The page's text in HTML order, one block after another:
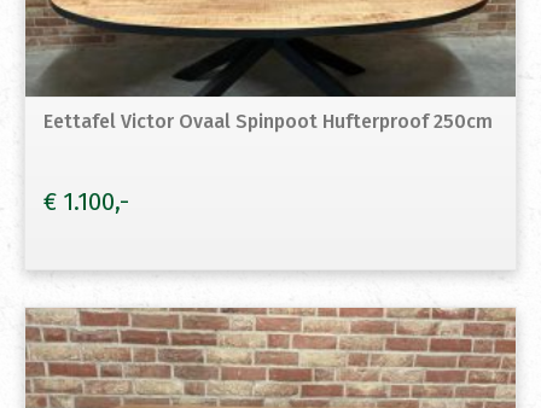
Eettafel Victor Ovaal Spinpoot Hufterproof 250cm
€ 1.100